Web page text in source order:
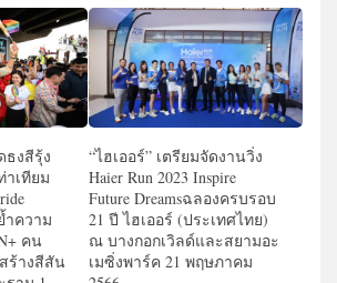
ธงสีรุ้ง
เทียม
ำความ
คน
ร้างสีสัน
“ไฮเออร์” เตรียมจัดงานวิ่ง
Haier Run 2023 Inspire
Future Dreamsฉลองครบรอบ
21 ปี ไฮเออร์ (ประเทศไทย)
ณ บางกอกเวิลด์และสยามอะ
เมซิ่งพาร์ค 21 พฤษภาคม